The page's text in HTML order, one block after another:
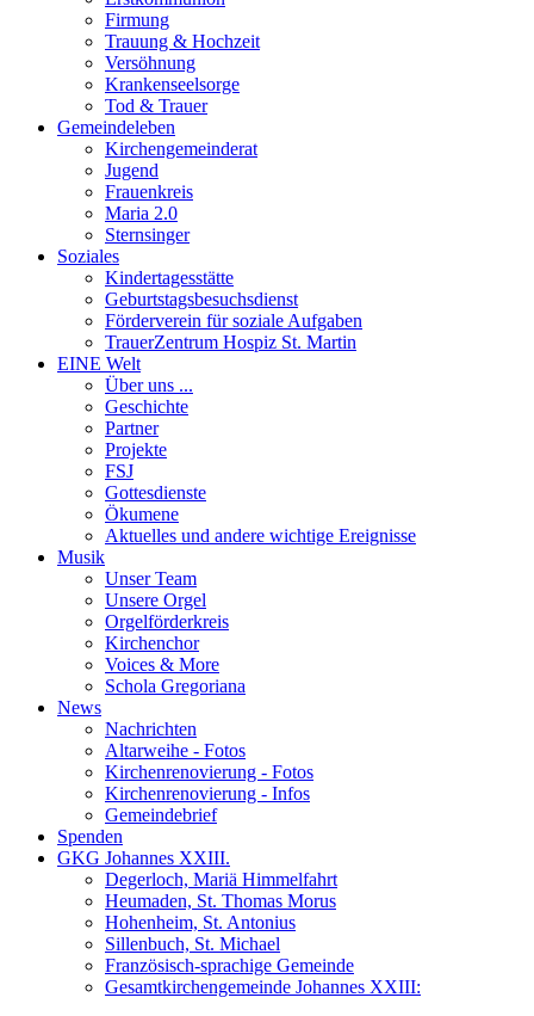
Firmung
Trauung & Hochzeit
Versöhnung
Krankenseelsorge
Tod & Trauer
Gemeindeleben
Kirchengemeinderat
Jugend
Frauenkreis
Maria 2.0
Sternsinger
Soziales
Kindertagesstätte
Geburtstagsbesuchsdienst
Förderverein für soziale Aufgaben
TrauerZentrum Hospiz St. Martin
EINE Welt
Über uns ...
Geschichte
Partner
Projekte
FSJ
Gottesdienste
Ökumene
Aktuelles und andere wichtige Ereignisse
Musik
Unser Team
Unsere Orgel
Orgelförderkreis
Kirchenchor
Voices & More
Schola Gregoriana
News
Nachrichten
Altarweihe - Fotos
Kirchenrenovierung - Fotos
Kirchenrenovierung - Infos
Gemeindebrief
Spenden
GKG Johannes XXIII.
Degerloch, Mariä Himmelfahrt
Heumaden, St. Thomas Morus
Hohenheim, St. Antonius
Sillenbuch, St. Michael
Französisch-sprachige Gemeinde
Gesamtkirchengemeinde Johannes XXIII: